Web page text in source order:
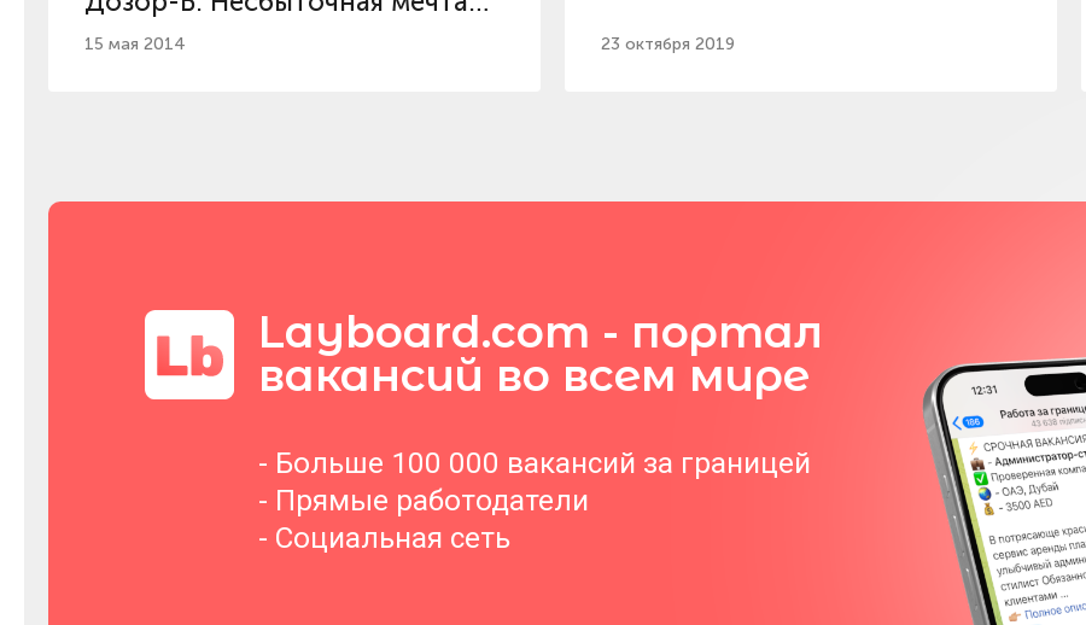
отечественной армии
15 мая 2014 23 октября 2019
Layboard.com - портал
вакансий во всем мире
- Больше 100 000 вакансий за границей
- Прямые работодатели
- Социальная сеть